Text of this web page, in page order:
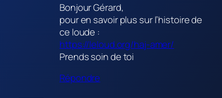
Bonjour Gérard,
pour en savoir plus sur l’histoire de
ce loude :
https://leloud.org/haj-amer/
Prends soin de toi
Répondre